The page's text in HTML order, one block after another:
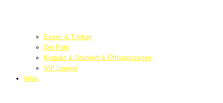
Essen & Trinken
Der Park
Kontakt & Standort & Öffnungszeiten
VIP Lounge
Infos